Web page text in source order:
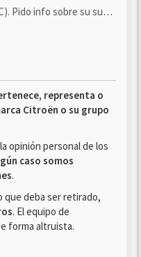
info sobre su sustitución
representa o
Citroën o su grupo
opinión personal de los
caso somos
.
que deba ser retirado,
. El equipo de
forma altruista.